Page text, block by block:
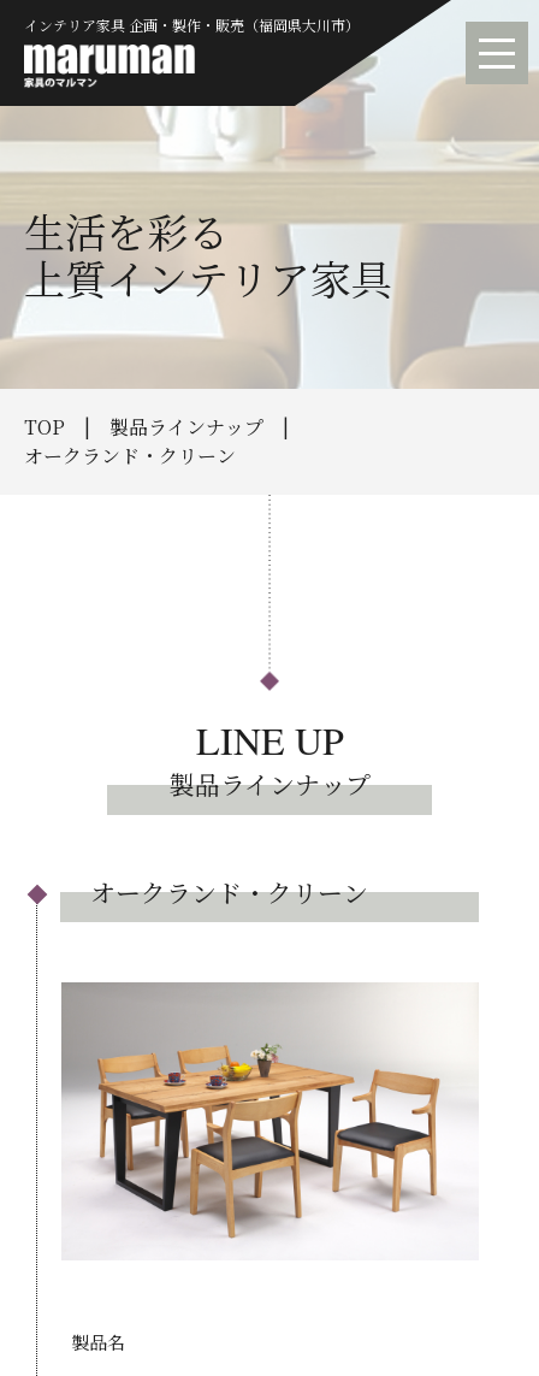
インテリア家具 企画・製作・販売（福岡県大川市）
生活を彩る
上質インテリア家具
TOP
製品ラインナップ
オークランド・クリーン
LINE UP
製品ラインナップ
オークランド・クリーン
製品名